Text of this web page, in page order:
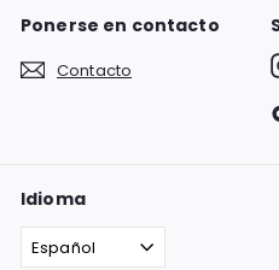
Ponerse en contacto
Contacto
Idioma
Español